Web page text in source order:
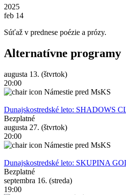
2025
feb 14
Súťaž v prednese poézie a prózy.
Alternatívne programy
augusta 13. (štvrtok)
20:00
Námestie pred MsKS
Dunajskostredské leto: SHADOWS
Bezplatné
augusta 27. (štvrtok)
20:00
Námestie pred MsKS
Dunajskostredské leto: SKUPINA
Bezplatné
septembra 16. (streda)
19:00